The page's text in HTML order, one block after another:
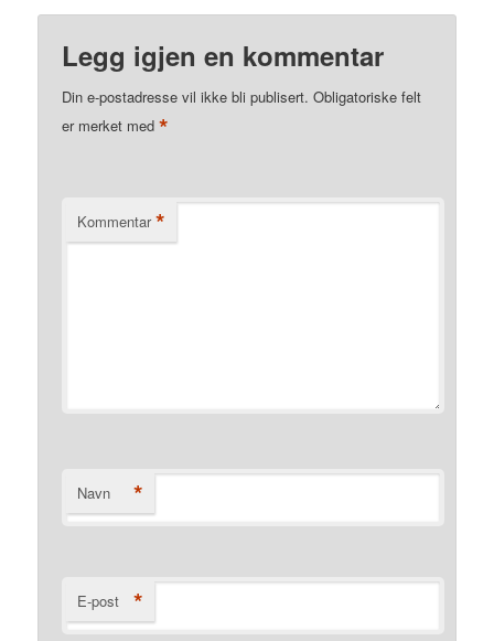
Legg igjen en kommentar
Din e-postadresse vil ikke bli publisert. Obligatoriske felt
er merket med*
Kommentar *
Navn *
E-post *